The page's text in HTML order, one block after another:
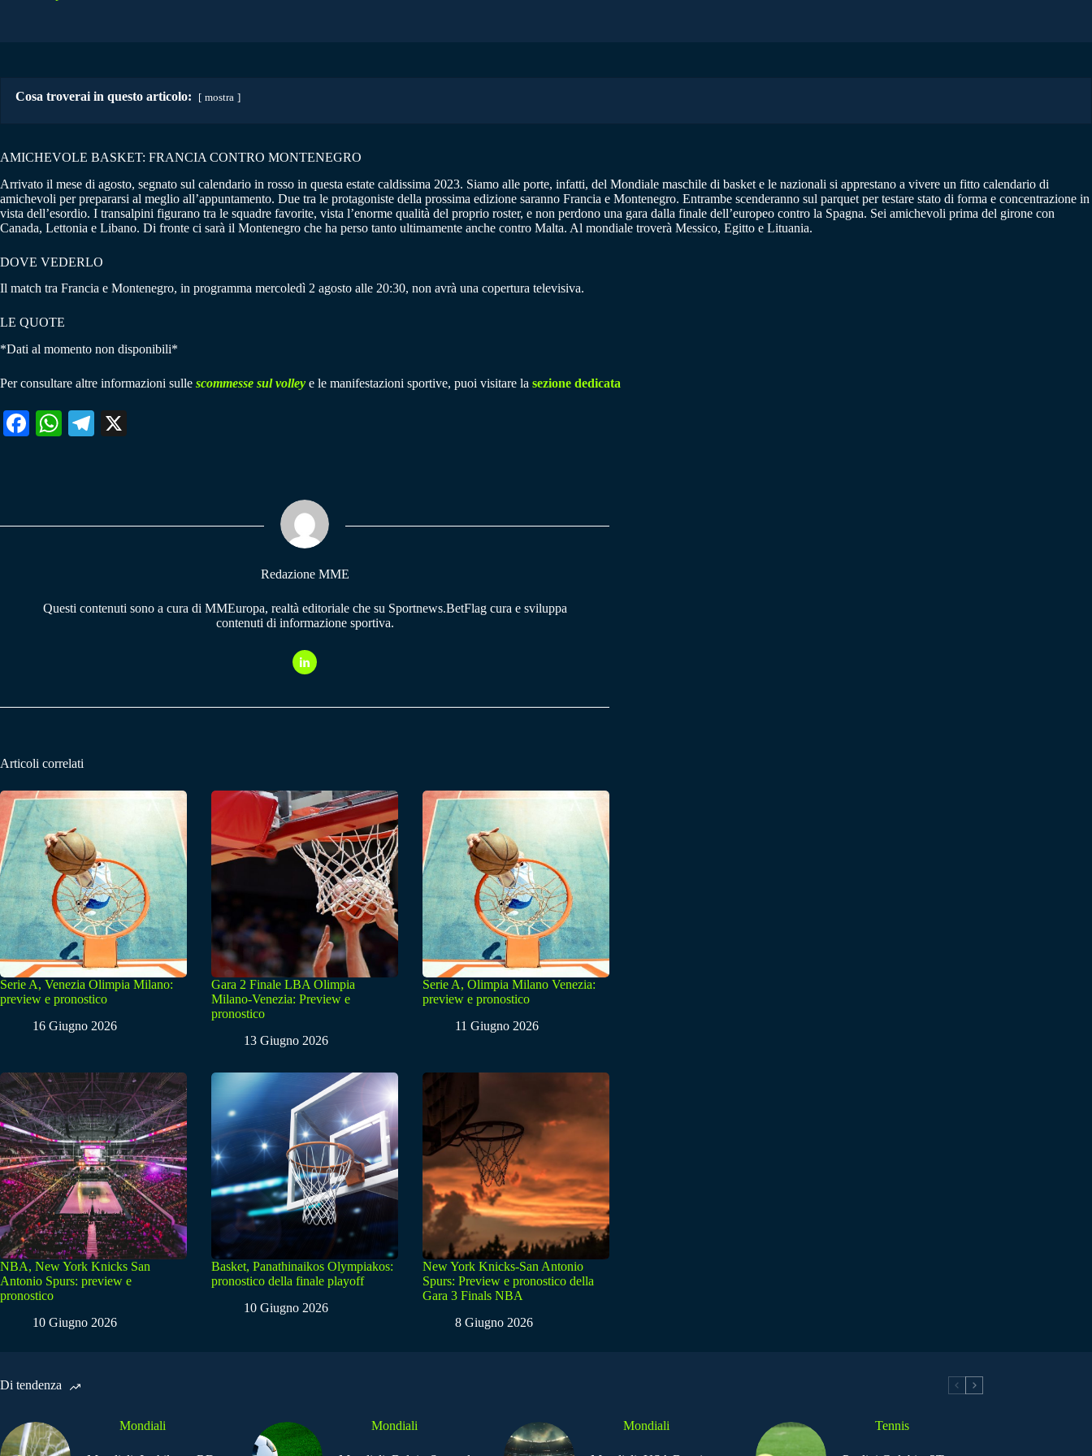
Cosa troverai in questo articolo: mostra
AMICHEVOLE BASKET: FRANCIA CONTRO MONTENEGRO
Arrivato il mese di agosto, segnato sul calendario in rosso in questa estate caldissima 2023. Siamo alle porte, infatti, del Mondiale maschile di basket e le nazionali si apprestano a vivere un fitto calendario di
amichevoli per prepararsi al meglio all’appuntamento. Due tra le protagoniste della prossima edizione saranno Francia e Montenegro. Entrambe scenderanno sul parquet per testare stato di forma e concentrazione in
vista dell’esordio. I transalpini figurano tra le squadre favorite, vista l’enorme qualità del proprio roster, e non perdono una gara dalla finale dell’europeo contro la Spagna. Sei amichevoli prima del girone con
Canada, Lettonia e Libano. Di fronte ci sarà il Montenegro che ha perso tanto ultimamente anche contro Malta. Al mondiale troverà Messico, Egitto e Lituania.
DOVE VEDERLO
Il match tra Francia e Montenegro, in programma mercoledì 2 agosto alle 20:30, non avrà una copertura televisiva.
LE QUOTE
*Dati al momento non disponibili*
Per consultare altre informazioni sulle scommesse sul volley e le manifestazioni sportive, puoi visitare la sezione dedicata
Fa W
pp
Te
m
Redazione MME
Questi contenuti sono a cura di MMEuropa, realtà editoriale che su Sportnews.BetFlag cura e sviluppa
contenuti di informazione sportiva.
Articoli correlati
Serie A, Venezia Olimpia Milano:
preview e pronostico
16 Giugno 2026
Gara 2 Finale LBA Olimpia
Milano-Venezia: Preview e
pronostico
13 Giugno 2026
Serie A, Olimpia Milano Venezia:
preview e pronostico
11 Giugno 2026
NBA, New York Knicks San
Antonio Spurs: preview e
pronostico
10 Giugno 2026
Basket, Panathinaikos Olympiakos:
pronostico della finale playoff
10 Giugno 2026
New York Knicks-San Antonio
Spurs: Preview e pronostico della
Gara 3 Finals NBA
8 Giugno 2026
Di tendenza
Mondiali Mondiali Mondiali Tennis